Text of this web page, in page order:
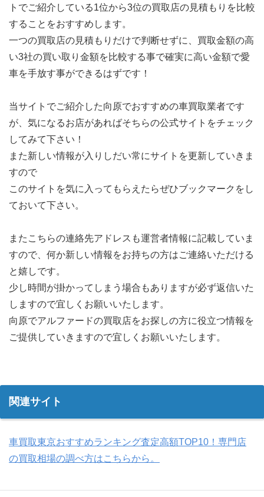
トでご紹介している1位から3位の買取店の見積もりを比較
することをおすすめします。
一つの買取店の見積もりだけで判断せずに、買取金額の高
い3社の買い取り金額を比較する事で確実に高い金額で愛
車を手放す事ができるはずです！
当サイトでご紹介した向原でおすすめの車買取業者です
が、気になるお店があればそちらの公式サイトをチェック
してみて下さい！
また新しい情報が入りしだい常にサイトを更新していきま
すので
このサイトを気に入ってもらえたらぜひブックマークをし
ておいて下さい。
またこちらの連絡先アドレスも運営者情報に記載していま
すので、何か新しい情報をお持ちの方はご連絡いただける
と嬉しです。
少し時間が掛かってしまう場合もありますが必ず返信いた
しますので宜しくお願いいたします。
向原でアルファードの買取店をお探しの方に役立つ情報を
ご提供していきますので宜しくお願いいたします。
関連サイト
車買取東京おすすめランキング査定高額TOP10！専門店
の買取相場の調べ方はこちらから。